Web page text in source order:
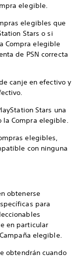
elegible.
elegibles que
Stars o si
Compra elegible
de PSN correcta
canje en efectivo y
Stars una
la Compra elegible.
elegibles,
con ninguna
obtenerse
para
en particular
elegible.
obtendrán cuando